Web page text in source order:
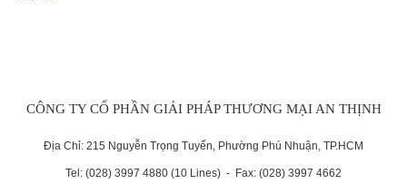
CÔNG TY CỔ PHẦN GIẢI PHÁP THƯƠNG MẠI AN THỊNH
Địa Chỉ: 215 Nguyễn Trọng Tuyển, Phường Phú Nhuận, TP.HCM
Tel: (028) 3997 4880 (10 Lines) - Fax: (028) 3997 4662